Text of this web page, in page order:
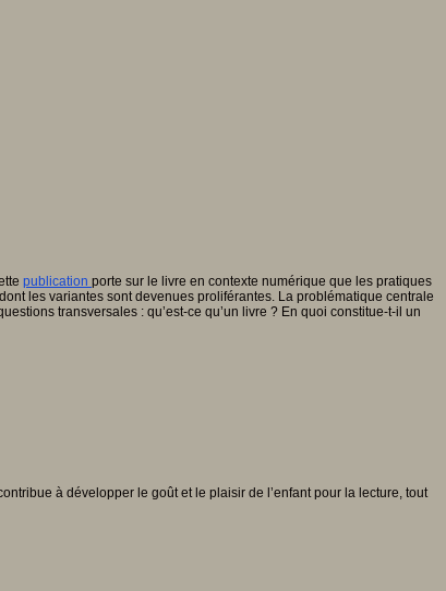
publication porte sur le livre en contexte numérique que les pratiques
les variantes sont devenues proliférantes. La problématique centrale
transversales : qu’est-ce qu’un livre ? En quoi constitue-t-il un
à développer le goût et le plaisir de l’enfant pour la lecture, tout